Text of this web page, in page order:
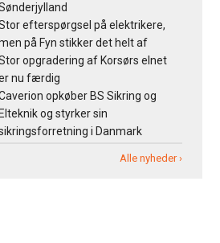
efterspørgsel på elektrikere,
på Fyn stikker det helt af
opgradering af Korsørs elnet
nu færdig
opkøber BS Sikring og
Elteknik og styrker sin
i Danmark
Alle nyheder ›